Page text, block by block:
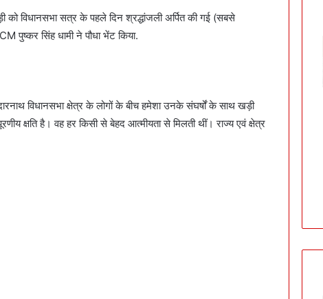
को विधानसभा सत्र के पहले दिन श्रद्धांजली अर्पित की गई (सबसे
पुष्कर सिंह धामी ने पौधा भेंट किया.
विधानसभा क्षेत्र के लोगों के बीच हमेशा उनके संघर्षों के साथ खड़ी
क्षति है। वह हर किसी से बेहद आत्मीयता से मिलती थीं। राज्य एवं क्षेत्र